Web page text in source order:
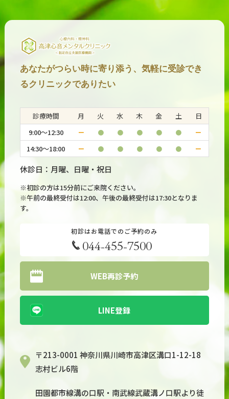
2025.08.25 #不眠症・睡眠障害
睡眠薬⑥トラゾドン（レスリン）の効果・作用・副作用
2025.08.21 #不眠症・睡眠障害
睡眠薬⑨メラトニン（メラトベル）の効果・作用・副作
2025.08.18 #不眠症・睡眠障害
睡眠薬④ ラメルテオン（ロゼレム）の効果・作用・副
作用
あなたがつらい時に寄り添う、気軽に受診でき
るクリニックでありたい
診療時間 月 火 水 木 金 土
日
9:00～12:30
ー ● ● ● ● ● ー
14:30～18:00 ー ● ● ● ● ● ー
休診日：月曜、日曜・祝日
※初診の方は15分前にご来院ください。
※午前の最終受付は12:00、午後の最終受付は17:30となりま
す。
初診はお電話でのご予約のみ
044-455-7500
WEB再診予約
LINE登録
〒213-0001 神奈川県川崎市高津区溝口1-12-18
志村ビル6階
田園都市線溝の口駅・南武線武蔵溝ノ口駅より徒